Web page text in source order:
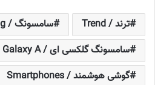
ترند / Trend
سامسونگ / Samsung
سامسونگ گلکسی ای / Samsung Galaxy A
گوشی هوشمند / Smartphones